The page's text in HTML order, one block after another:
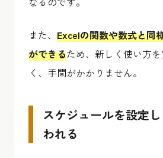
また、 Excelの関数や数式と同
ができるため、新しく使い方
く、手間がかかりません。
スケジュールを設定
われる